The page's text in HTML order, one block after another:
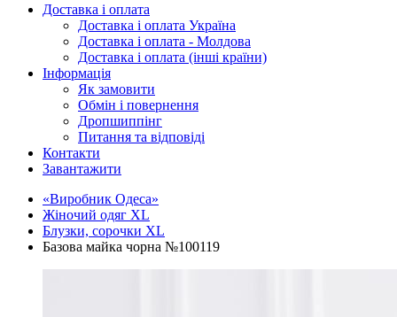
Доставка і оплата
Доставка і оплата Україна
Доставка і оплата - Молдова
Доставка і оплата (інші країни)
Інформація
Як замовити
Обмін і повернення
Дропшиппінг
Питання та відповіді
Контакти
Завантажити
«Виробник Одеса»
Жіночий одяг XL
Блузки, сорочки XL
Базова майка чорна №100119